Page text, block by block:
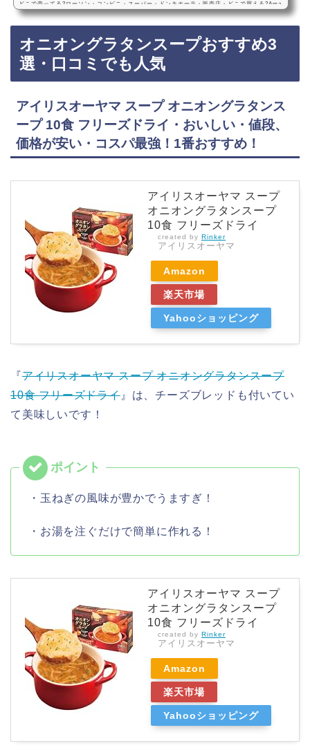
どこで売ってる?ローソン・コンビニ・スーパー・ドンキホーテ・販売店・どこで買える?Ama
zon・楽天・売ってない?マルコメたまねぎみそクリームスープは、ローソンなどのコンビニ、
スーパー、ドン・キホーテなどに売っています！店舗によっては売ってない店もあるので、A
mazonや楽天でもたまねぎみそクリームスープが手軽に買えておすすめです！たまねぎみそク
リームスープなどおすすめ3選・口コミでも人気マルコメ たまねぎみそクリームスープ 2…
オニオングラタンスープおすすめ3
選・口コミでも人気
アイリスオーヤマ スープ オニオングラタンス
ープ 10食 フリーズドライ・おいしい・値段、
価格が安い・コスパ最強！1番おすすめ！
アイリスオーヤマ スープ
オニオングラタンスープ
10食 フリーズドライ
created by Rinker
アイリスオーヤマ
Amazon
楽天市場
Yahooショッピング
『アイリスオーヤマ スープ オニオングラタンスープ
10食 フリーズドライ』は、チーズブレッドも付いてい
て美味しいです！
・玉ねぎの風味が豊かでうますぎ！
・お湯を注ぐだけで簡単に作れる！
アイリスオーヤマ スープ
オニオングラタンスープ
10食 フリーズドライ
created by Rinker
アイリスオーヤマ
Amazon
楽天市場
Yahooショッピング